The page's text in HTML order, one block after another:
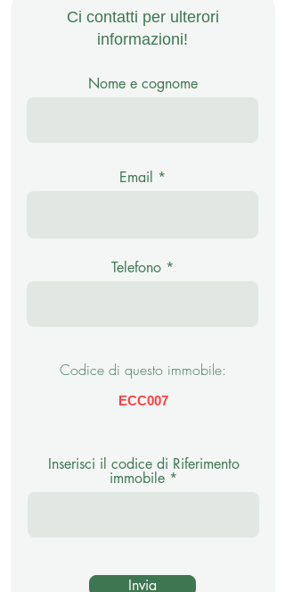
Ci contatti per ulterori
informazioni!
Nome e cognome
Email
Telefono
Codice di questo immobile:
ECC007
Inserisci il codice di Riferimento
immobile
Invia